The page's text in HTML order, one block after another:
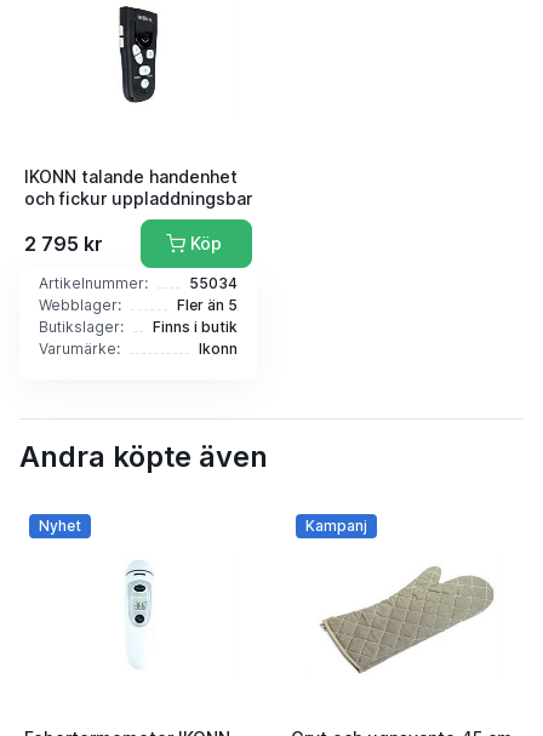
IKONN talande handenhet
och fickur uppladdningsbar
2 795 kr Köp
Artikelnummer:
55034
Webblager:
Fler än 5
Butikslager:
Finns i butik
Varumärke:
Ikonn
Andra köpte även
Nyhet Kampanj